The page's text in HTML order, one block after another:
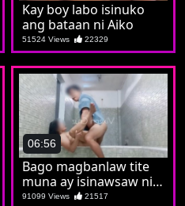
Kay boy labo isinuko
ang bataan ni Aiko
51524 Views 22329
06:56
Bago magbanlaw tite
muna ay isinawsaw ni
Islaw
91099 Views 21517